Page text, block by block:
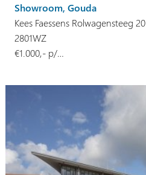
Showroom, Gouda
Kees Faessens Rolwagensteeg 20
2801WZ
€1.000,- p/…